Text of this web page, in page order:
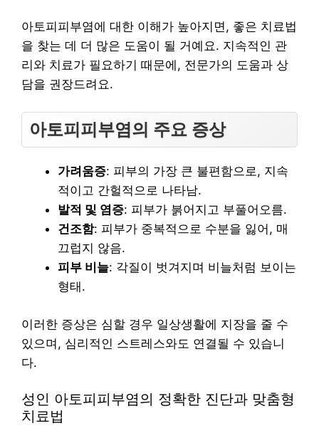
아토피피부염에 대한 이해가 높아지면, 좋은 치료법
을 찾는 데 더 많은 도움이 될 거예요. 지속적인 관
리와 치료가 필요하기 때문에, 전문가의 도움과 상
담을 권장드려요.
아토피피부염의 주요 증상
가려움증: 피부의 가장 큰 불편함으로, 지속
적이고 간헐적으로 나타남.
발적 및 염증: 피부가 붉어지고 부풀어오름.
건조함: 피부가 중복적으로 수분을 잃어, 매
끄럽지 않음.
피부 비늘: 각질이 벗겨지며 비늘처럼 보이는
형태.
이러한 증상은 심할 경우 일상생활에 지장을 줄 수
있으며, 심리적인 스트레스와도 연결될 수 있습니
다.
성인 아토피피부염의 정확한 진단과 맞춤형
치료법